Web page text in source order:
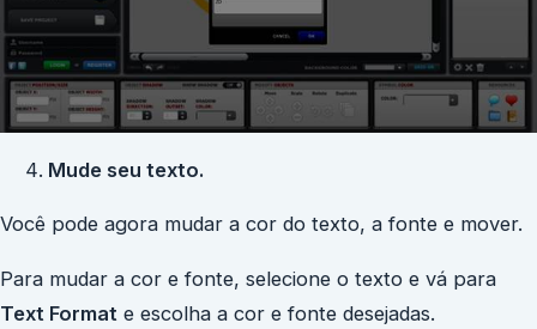
Mude seu texto.
Você pode agora mudar a cor do texto, a fonte e mover.
Para mudar a cor e fonte, selecione o texto e vá para
Text Format e escolha a cor e fonte desejadas.